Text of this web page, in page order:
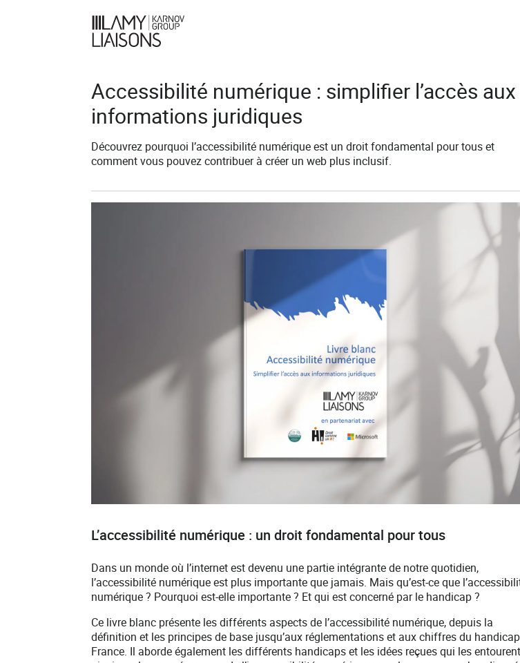
Accessibilité numérique : simplifier l’accès aux
informations juridiques
Découvrez pourquoi l’accessibilité numérique est un droit fondamental pour tous et
comment vous pouvez contribuer à créer un web plus inclusif.
L’accessibilité numérique : un droit fondamental pour tous
Dans un monde où l’internet est devenu une partie intégrante de notre quotidien,
l’accessibilité numérique est plus importante que jamais. Mais qu’est-ce que
numérique ? Pourquoi est-elle importante ? Et qui est concerné par le handicap ?
Ce livre blanc présente les différents aspects de l’accessibilité numérique, depuis la
définition et les principes de base jusqu’aux réglementations et aux chiffres du
France. Il aborde également les différents handicaps et les idées reçues qui les